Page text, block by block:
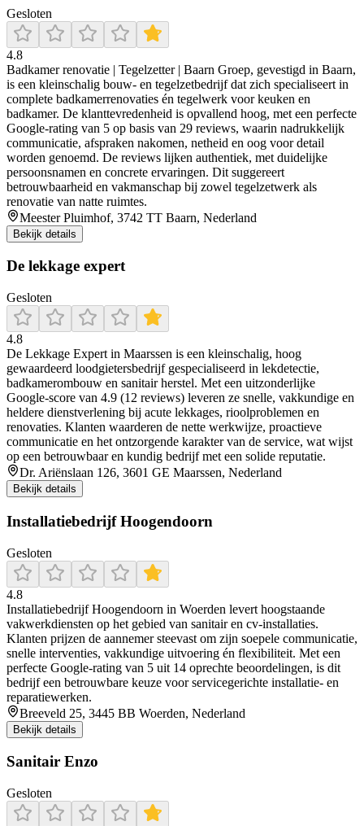
Gesloten
4.8
Badkamer renovatie | Tegelzetter | Baarn Groep, gevestigd in Baarn,
is een kleinschalig bouw- en tegelzetbedrijf dat zich specialiseert in
complete badkamerrenovaties én tegelwerk voor keuken en
badkamer. De klanttevredenheid is opvallend hoog, met een perfecte
Google-rating van 5 op basis van 29 reviews, waarin nadrukkelijk
communicatie, afspraken nakomen, netheid en oog voor detail
worden genoemd. De reviews lijken authentiek, met duidelijke
persoonsnamen en concrete ervaringen. Dit suggereert
betrouwbaarheid en vakmanschap bij zowel tegelzetwerk als
renovatie van natte ruimtes.
Meester Pluimhof, 3742 TT Baarn, Nederland
Bekijk details
De lekkage expert
Gesloten
4.8
De Lekkage Expert in Maarssen is een kleinschalig, hoog
gewaardeerd loodgietersbedrijf gespecialiseerd in lekdetectie,
badkamerombouw en sanitair herstel. Met een uitzonderlijke
Google-score van 4.9 (12 reviews) leveren ze snelle, vakkundige en
heldere dienstverlening bij acute lekkages, rioolproblemen en
renovaties. Klanten waarderen de nette werkwijze, proactieve
communicatie en het ontzorgende karakter van de service, wat wijst
op een betrouwbaar en kundig bedrijf met een solide reputatie.
Dr. Ariënslaan 126, 3601 GE Maarssen, Nederland
Bekijk details
Installatiebedrijf Hoogendoorn
Gesloten
4.8
Installatiebedrijf Hoogendoorn in Woerden levert hoogstaande
vakwerkdiensten op het gebied van sanitair en cv-installaties.
Klanten prijzen de aannemer steevast om zijn soepele communicatie,
snelle interventies, vakkundige uitvoering én flexibiliteit. Met een
perfecte Google-rating van 5 uit 14 oprechte beoordelingen, is dit
bedrijf een betrouwbare keuze voor servicegerichte installatie- en
reparatiewerken.
Breeveld 25, 3445 BB Woerden, Nederland
Bekijk details
Sanitair Enzo
Gesloten